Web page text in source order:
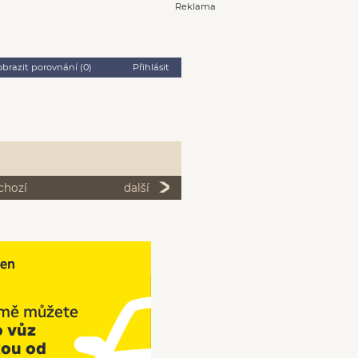
Reklama
porovnání (0) Přihlásit
další